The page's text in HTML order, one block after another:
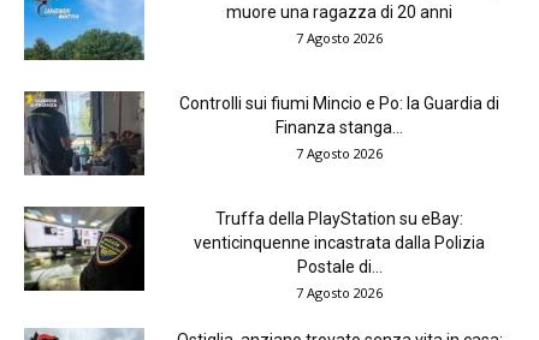
muore una ragazza di 20 anni
7 Agosto 2026
Controlli sui fiumi Mincio e Po: la Guardia di
Finanza stanga...
7 Agosto 2026
Truffa della PlayStation su eBay:
venticinquenne incastrata dalla Polizia
Postale di...
7 Agosto 2026